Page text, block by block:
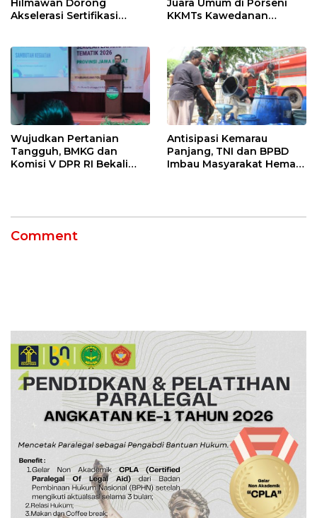
Hilmawan Dorong
Akselerasi Sertifikasi
Indramayu
Juara Umum di Porseni
KKMTs Kawedanan
Wujudkan Pertanian
Tangguh, BMKG dan
Komisi V DPR RI Bekali
Antisipasi Kemarau
Panjang, TNI dan BPBD
Imbau Masyarakat Hemat
Comment